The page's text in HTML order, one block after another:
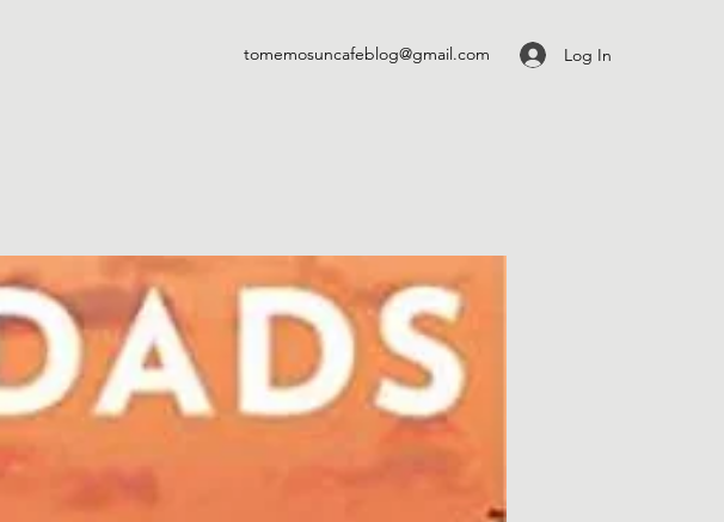
tomemosuncafeblog@gmail.com Log In